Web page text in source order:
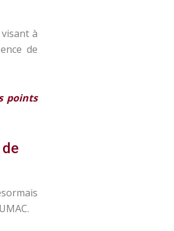
à
de
points